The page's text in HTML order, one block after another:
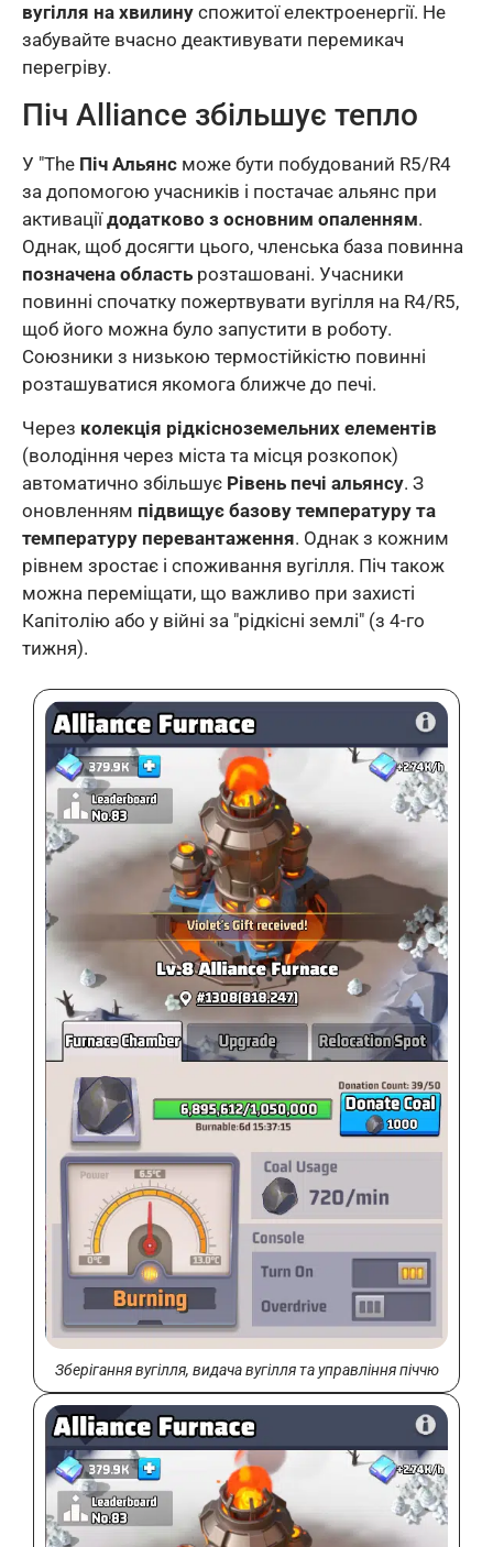
вугілля на хвилину спожитої електроенергії. Не
забувайте вчасно деактивувати перемикач
перегріву.
Піч Alliance збільшує тепло
У "The Піч Альянс може бути побудований R5/R4
за допомогою учасників і постачає альянс при
активаціїдодатково з основним опаленням.
Однак, щоб досягти цього, членська база повинна
позначена область розташовані. Учасники
повинні спочатку пожертвувати вугілля на R4/R5,
щоб його можна було запустити в роботу.
Союзники з низькою термостійкістю повинні
розташуватися якомога ближче до печі.
Через колекція рідкісноземельних елементів
(володіння через міста та місця розкопок)
автоматично збільшує Рівень печі альянсу. З
оновленням підвищує базову температуру та
температуру перевантаження. Однак з кожним
рівнем зростає і споживання вугілля. Піч також
можна переміщати, що важливо при захисті
Капітолію або у війні за "рідкісні землі" (з 4-го
тижня).
Зберігання вугілля, видача вугілля та управління піччю